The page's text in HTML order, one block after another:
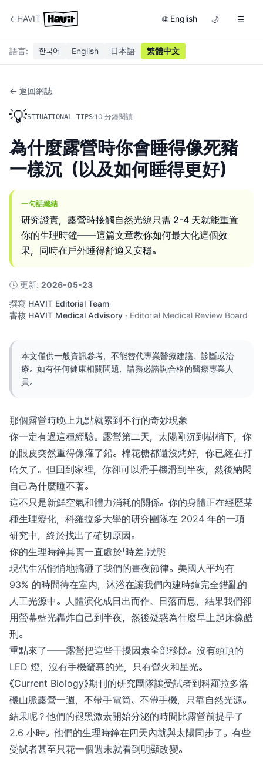
←HAVIT 🌐 English 🌙 ☰
語言: 한국어 English 日本語 繁體中文
← 返回網誌
💡SITUATIONAL TIPS·10 分鐘閱讀
為什麼露營時你會睡得像死豬
一樣沉（以及如何睡得更好）
一句話總結
研究證實，露營時接觸自然光線只需 2-4 天就能重置
你的生理時鐘——這篇文章教你如何最大化這個效
果，同時在戶外睡得舒適又安穩。
🕓 更新: 2026-05-23
撰寫 HAVIT Editorial Team·
審核 HAVIT Medical Advisory · Editorial Medical Review Board
本文僅供一般資訊參考，不能替代專業醫療建議、診斷或治
療。如有任何健康相關問題，請務必諮詢合格的醫療專業人
員。
那個露營時晚上九點就累到不行的奇妙現象
你一定有過這種經驗。露營第二天，太陽剛沉到樹梢下，你
的眼皮突然重得像灌了鉛。棉花糖都還沒烤好，你已經在打
哈欠了。但回到家裡，你卻可以滑手機滑到半夜，然後納悶
自己為什麼睡不著。
這不只是新鮮空氣和體力消耗的關係。你的身體正在經歷某
種生理變化，科羅拉多大學的研究團隊在 2024 年的一項
研究中，終於找出了確切原因。
你的生理時鐘其實一直處於「時差」狀態
現代生活悄悄地搞砸了我們的晝夜節律。美國人平均有
93% 的時間待在室內，沐浴在讓我們內建時鐘完全錯亂的
人工光源中。人體演化成日出而作、日落而息，結果我們卻
用螢幕藍光轟炸自己到半夜，然後疑惑為什麼早上起床像酷
刑。
重點來了——露營把這些干擾因素全部移除。沒有頭頂的
LED 燈，沒有手機螢幕的光，只有營火和星光。
《Current Biology》期刊的研究團隊讓受試者到科羅拉多洛
磯山脈露營一週，不帶手電筒、不帶手機，只靠自然光源。
結果呢？他們的褪黑激素開始分泌的時間比露營前提早了
2.6 小時。他們的生理時鐘在四天內就與太陽同步了。有些
受試者甚至只花一個週末就看到明顯改變。